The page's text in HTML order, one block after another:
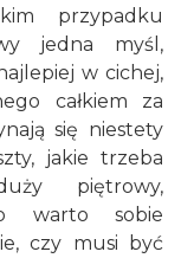
przypadku
jedna myśl,
w cichej,
całkiem za
się niestety
jakie trzeba
piętrowy,
warto sobie
czy musi być